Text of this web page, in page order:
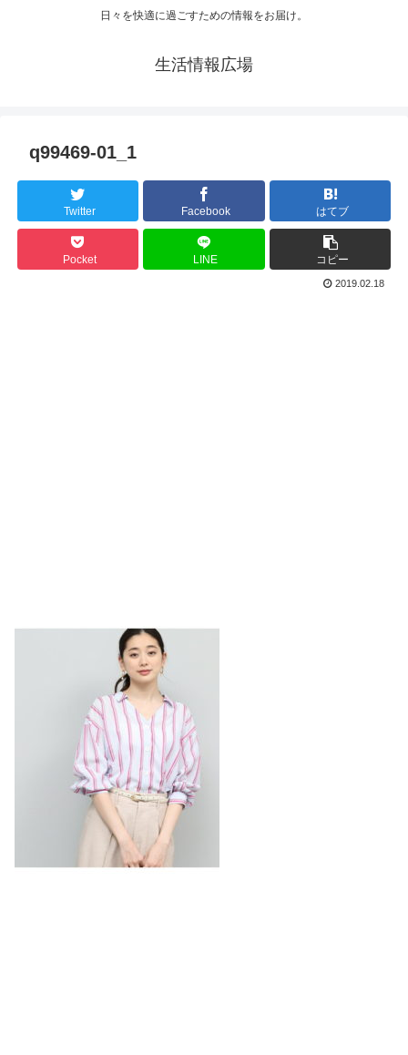
日々を快適に過ごすための情報をお届け。
生活情報広場
q99469-01_1
Twitter Facebook はてブ
Pocket LINE コピー
2019.02.18